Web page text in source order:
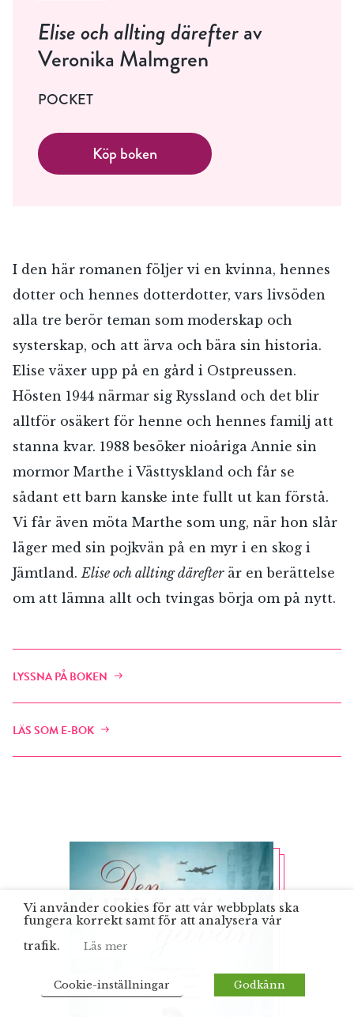
Elise och allting därefterav
Veronika Malmgren
POCKET
Köp boken
I den här romanen följer vi en kvinna, hennes
dotter och hennes dotterdotter, vars livsöden
alla tre berör teman som moderskap och
systerskap, och att ärva och bära sin historia.
Elise växer upp på en gård i Ostpreussen.
Hösten 1944 närmar sig Ryssland och det blir
alltför osäkert för henne och hennes familj att
stanna kvar. 1988 besöker nioåriga Annie sin
mormor Marthe i Västtyskland och får se
sådant ett barn kanske inte fullt ut kan förstå.
Vi får även möta Marthe som ung, när hon slår
läger med sin pojkvän på en myr i en skog i
Jämtland. Elise och allting därefterär en berättelse
om att lämna allt och tvingas börja om på nytt.
LYSSNA PÅ BOKEN
LÄS SOM E-BOK
Vi använder cookies för att vår webbplats ska
fungera korrekt samt för att analysera vår
trafik.
Läs mer
Cookie-inställningar Godkänn